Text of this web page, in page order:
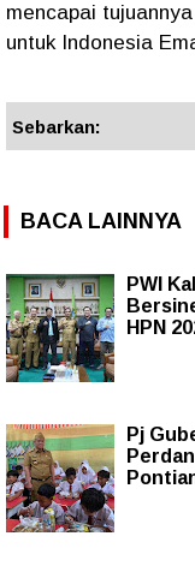
mencapai
untuk Indonesia
Sebarkan:
BACA LAINNYA
PWI
HPN
Pj